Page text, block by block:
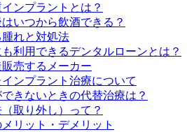
ンプラントとは？
いつから飲酒できる？
れと対処法
利用できるデンタルローンとは？
売するメーカー
ンプラント治療について
きないときの代替治療は？
取り外し）って？
リット・デメリット